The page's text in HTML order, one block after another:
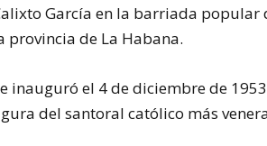
García en la barriada popular
provincia de La Habana.
inauguró el 4 de diciembre de
del santoral católico más